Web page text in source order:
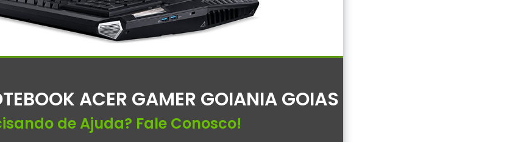
ACER GAMER GOIANIA GOIAS
de Ajuda? Fale Conosco!